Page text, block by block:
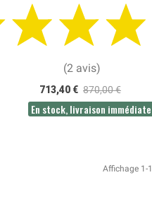
(2 avis)
713,40 € 870,00 €
En stock, livraison
Affichage 1-